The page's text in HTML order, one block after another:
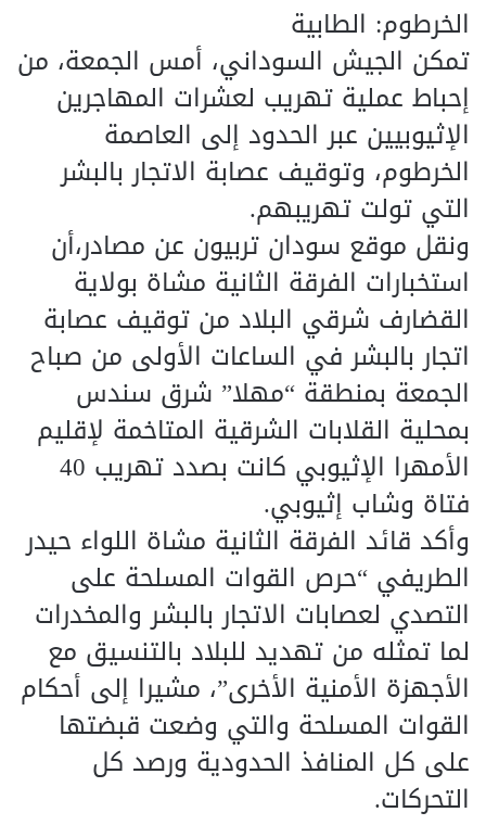
الخرطوم: الطابية
تمكن الجيش السوداني، أمس الجمعة، من
إحباط عملية تهريب لعشرات المهاجرين
الإثيوبيين عبر الحدود إلى العاصمة
الخرطوم، وتوقيف عصابة الاتجار بالبشر
التي تولت تهريبهم.
ونقل موقع سودان تربيون عن مصادر،أن
استخبارات الفرقة الثانية مشاة بولاية
القضارف شرقي البلاد من توقيف عصابة
اتجار بالبشر في الساعات الأولى من صباح
الجمعة بمنطقة “مهلا” شرق سندس
بمحلية القلابات الشرقية المتاخمة لإقليم
الأمهرا الإثيوبي كانت بصدد تهريب 40
فتاة وشاب إثيوبي.
وأكد قائد الفرقة الثانية مشاة اللواء حيدر
الطريفي “حرص القوات المسلحة على
التصدي لعصابات الاتجار بالبشر والمخدرات
لما تمثله من تهديد للبلاد بالتنسيق مع
الأجهزة الأمنية الأخرى”، مشيرا إلى أحكام
القوات المسلحة والتي وضعت قبضتها
على كل المنافذ الحدودية ورصد كل
التحركات.